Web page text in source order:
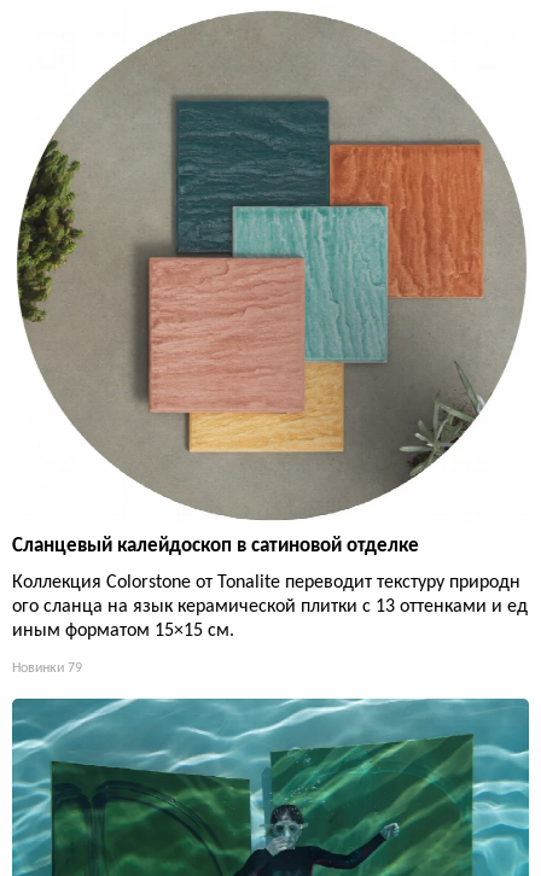
Сланцевый калейдоскоп в сатиновой отделке
Коллекция Colorstone от Tonalite переводит текстуру природн
ого сланца на язык керамической плитки с 13 оттенками и ед
иным форматом 15×15 см.
Новинки 79